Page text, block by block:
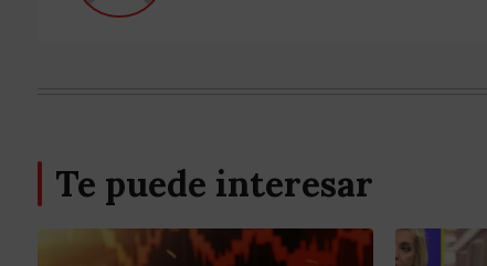
Te puede interesar